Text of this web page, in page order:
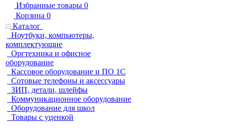
Избранные товары 0
Корзина 0
Каталог
Ноутбуки, компьютеры,
комплектующие
Оргтехника и офисное
оборудование
Кассовое оборудование и ПО 1С
Сотовые телефоны и аксессуары
ЗИП, детали, шлейфы
Коммуникационное оборудование
Оборудование для школ
Товары с уценкой